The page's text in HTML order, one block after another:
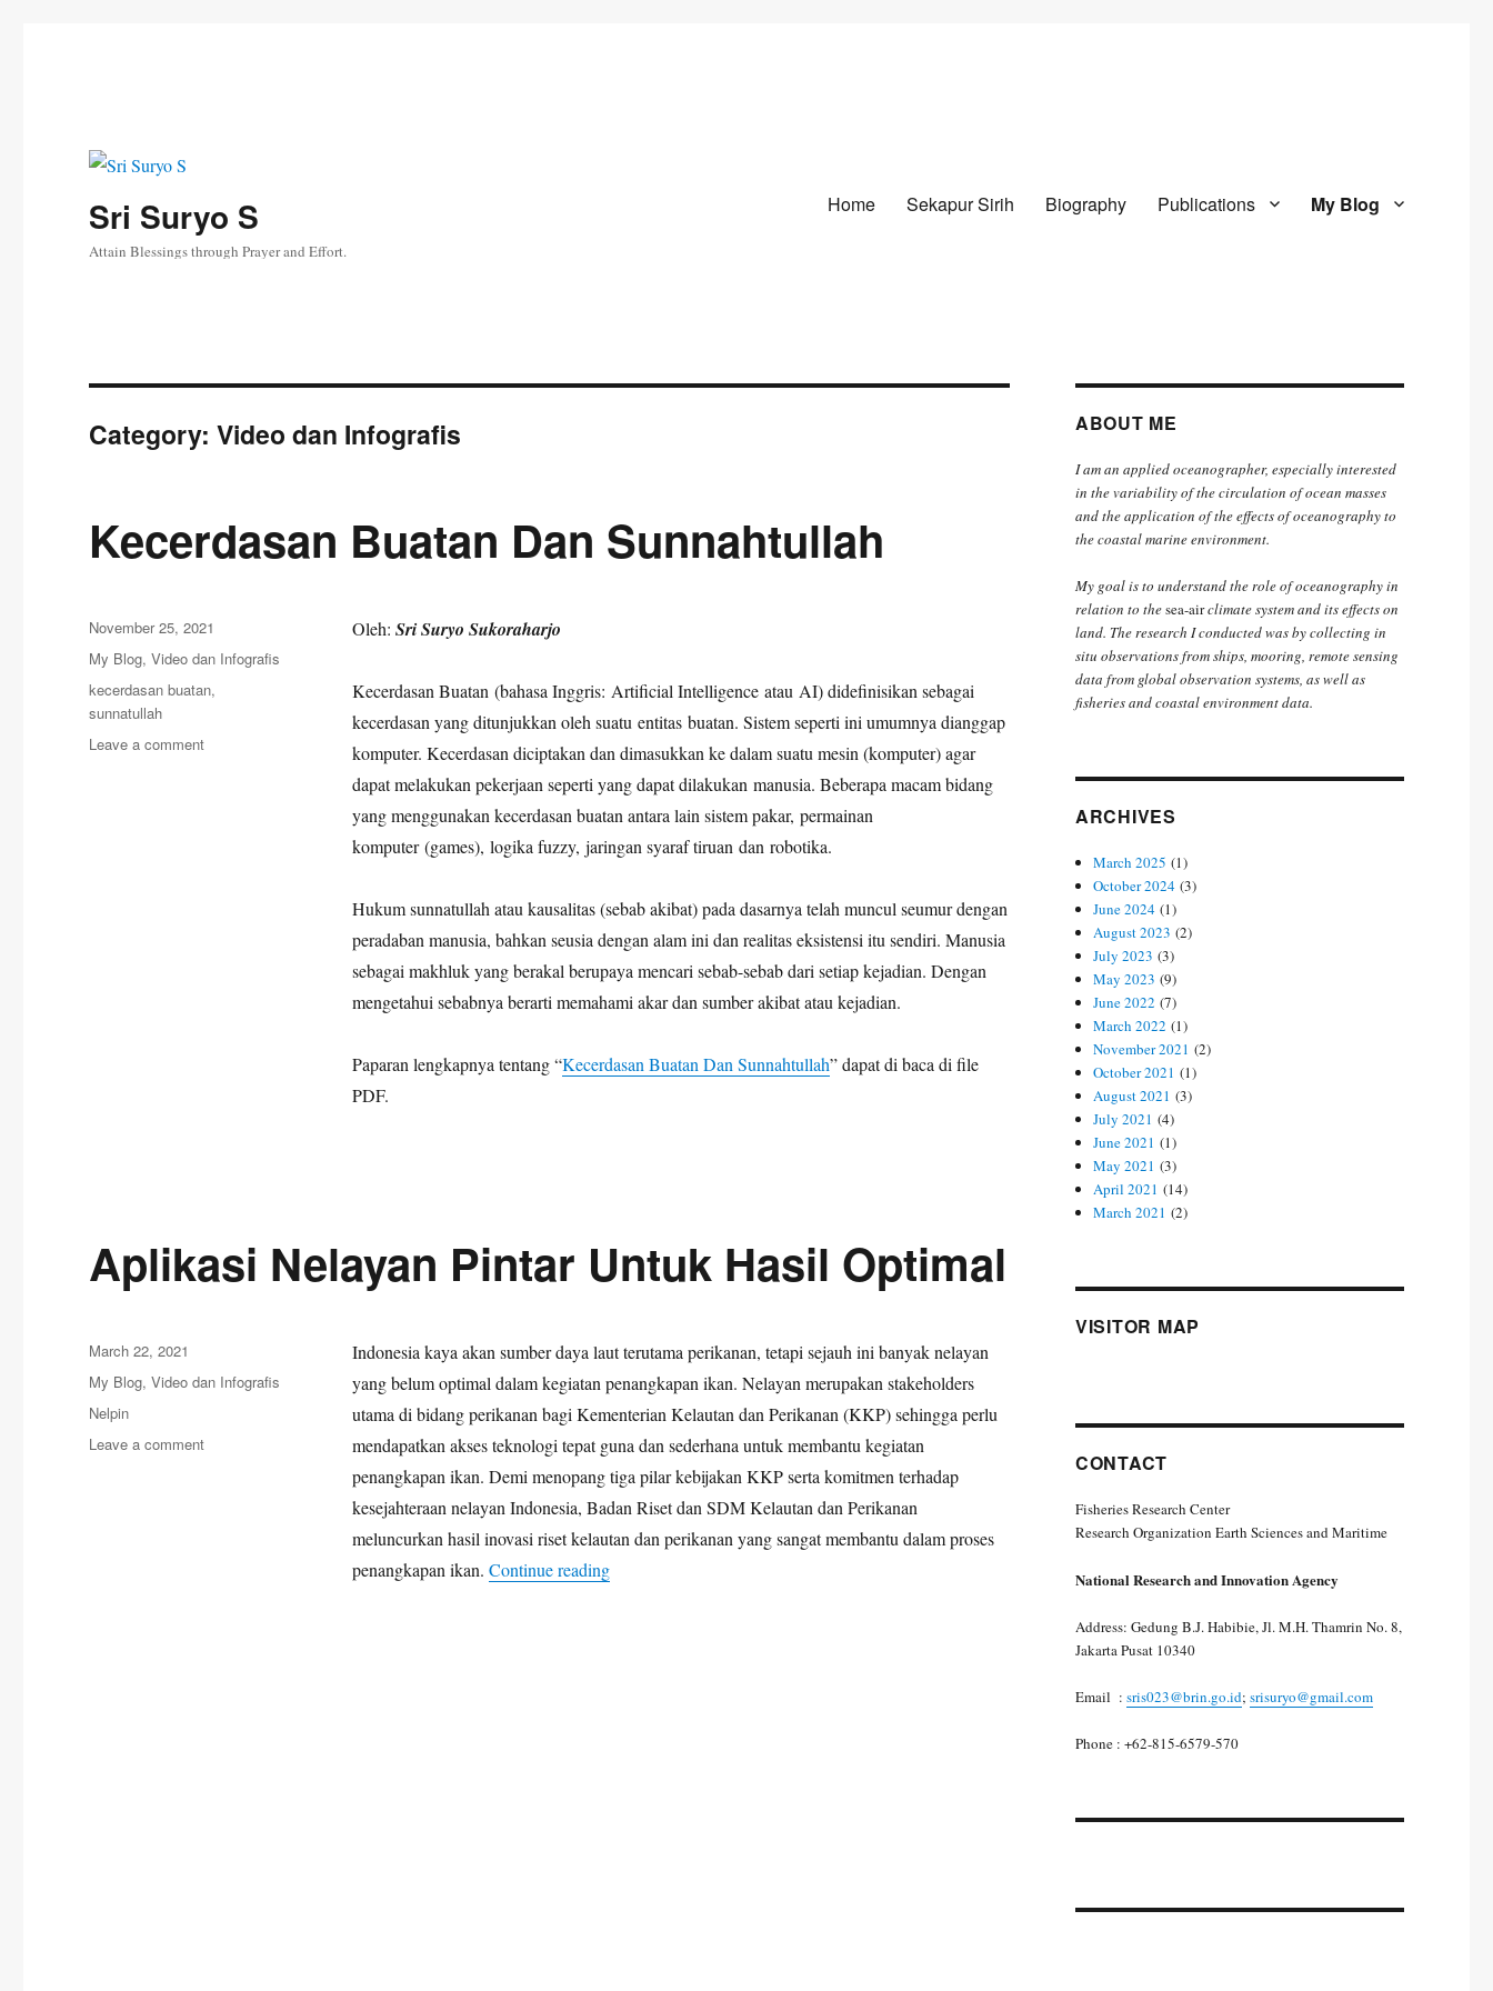
Sri Suryo S
Attain Blessings through Prayer and Effort.
Home Sekapur Sirih Biography Publications My Blog
Category:Video dan Infografis
Kecerdasan Buatan Dan Sunnahtullah
Oleh: Sri Suryo Sukoraharjo
Kecerdasan Buatan (bahasa Inggris: Artificial Intelligence atau AI) didefinisikan sebagai
kecerdasan yang ditunjukkan oleh suatu entitas buatan. Sistem seperti ini umumnya dianggap
komputer. Kecerdasan diciptakan dan dimasukkan ke dalam suatu mesin (komputer) agar
dapat melakukan pekerjaan seperti yang dapat dilakukan manusia. Beberapa macam bidang
yang menggunakan kecerdasan buatan antara lain sistem pakar, permainan
komputer (games), logika fuzzy, jaringan syaraf tiruan dan robotika.
Hukum sunnatullah atau kausalitas (sebab akibat) pada dasarnya telah muncul seumur dengan
peradaban manusia, bahkan seusia dengan alam ini dan realitas eksistensi itu sendiri. Manusia
sebagai makhluk yang berakal berupaya mencari sebab-sebab dari setiap kejadian. Dengan
mengetahui sebabnya berarti memahami akar dan sumber akibat atau kejadian.
Paparan lengkapnya tentang “Kecerdasan Buatan Dan Sunnahtullah” dapat di baca di file
PDF.
Posted
on
November 25, 2021
Categories
My Blog,Video dan Infografis
Tags
kecerdasan buatan,
sunnatullah
Leave a commenton
Aplikasi Nelayan Pintar Untuk Hasil Optimal
Indonesia kaya akan sumber daya laut terutama perikanan, tetapi sejauh ini banyak nelayan
yang belum optimal dalam kegiatan penangkapan ikan. Nelayan merupakan stakeholders
utama di bidang perikanan bagi Kementerian Kelautan dan Perikanan (KKP) sehingga perlu
mendapatkan akses teknologi tepat guna dan sederhana untuk membantu kegiatan
penangkapan ikan. Demi menopang tiga pilar kebijakan KKP serta komitmen terhadap
kesejahteraan nelayan Indonesia, Badan Riset dan SDM Kelautan dan Perikanan
meluncurkan hasil inovasi riset kelautan dan perikanan yang sangat membantu dalam proses
penangkapan ikan. Continue reading“Aplikasi Nelayan Pintar Untuk Hasil Optimal”
Posted
on
March 22, 2021
Categories
My Blog,Video dan Infografis
Tags
Nelpin
Leave a commenton
ABOUT ME
I am an applied oceanographer, especially interested
in the variability of the circulation of ocean masses
and the application of the effects of oceanography to
the coastal marine environment.
My goal is to understand the role of oceanography in
relation to thesea-airclimate system and its effects on
land. The research I conducted was by collecting in
situ observations from ships, mooring, remote sensing
data from global observation systems, as well as
fisheries and coastal environment data.
ARCHIVES
March 2025 (1)
October 2024 (3)
June 2024 (1)
August 2023 (2)
July 2023 (3)
May 2023 (9)
June 2022 (7)
March 2022 (1)
November 2021 (2)
October 2021 (1)
August 2021 (3)
July 2021 (4)
June 2021 (1)
May 2021 (3)
April 2021 (14)
March 2021 (2)
VISITOR MAP
CONTACT
Fisheries Research Center
Research Organization Earth Sciences and Maritime
National Research and Innovation Agency
Address: Gedung B.J. Habibie, Jl. M.H. Thamrin No. 8,
Jakarta Pusat 10340
Email : sris023@brin.go.id; srisuryo@gmail.com
Phone : +62-815-6579-570